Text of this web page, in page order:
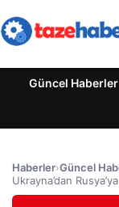
Güncel Haberler
Haberler›Güncel
Ukrayna’dan